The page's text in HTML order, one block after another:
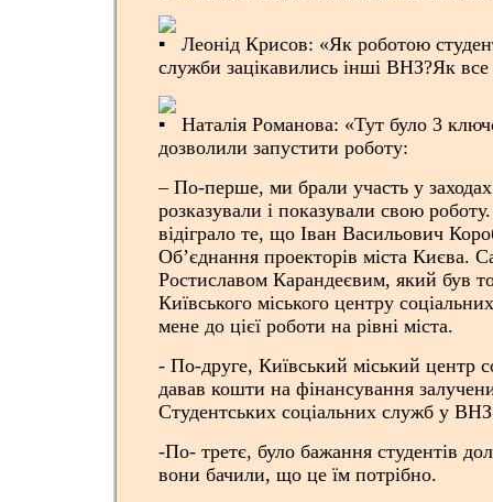
Леонід Крисов: «Як роботою
служби зацікавились інші ВНЗ?Як все
Наталія Романова: «Тут було 3
дозволили запустити роботу:
– По-перше, ми брали участь у
розказували і показували свою
відіграло те, що Іван Васильович
Об’єднання проекторів міста Києва.
Ростиславом Карандеєвим, який був
Київського міського центру
мене до цієї роботи на рівні міста.
-️ По-друге, Київський міський центр
давав кошти на фінансування
Студентських соціальних служб у
-️По- третє, було бажання студентів
вони бачили, що це їм потрібно.